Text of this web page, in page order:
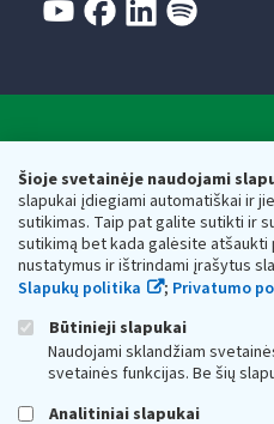
Šioje svetainėje naudojami
slapukai įdiegiami automatiškai ir
sutikimas. Taip pat galite sutikti ir
sutikimą bet kada galėsite
nustatymus ir ištrindami įrašytus
Slapukų politika
; Privatumo
Būtinieji slapukai
Naudojami sklandžiam
svetainės funkcijas. Be šių
Analitiniai slapukai
Respublikos finansų
Biudžetinė įstaiga. Juridinio
adresas: Vasario 16-osios g. 14,
vmi@vmi.lt, E. pristatymo dėžutės
Duomenys apie Valstybinę
Respublikos finansų ministerijos